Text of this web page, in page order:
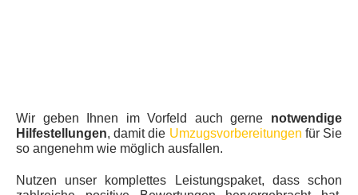
Wir geben Ihnen im Vorfeld auch gerne notwendige
Hilfestellungen, damit die Umzugsvorbereitungen für Sie
so angenehm wie möglich ausfallen.
Nutzen unser komplettes Leistungspaket, dass schon